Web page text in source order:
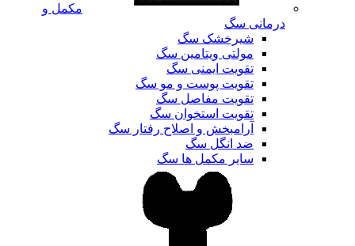
مکمل و
درمانی سگ
شیرخشک سگ
مولتی ویتامین سگ
تقویت ایمنی سگ
تقویت پوست و مو سگ
تقویت مفاصل سگ
تقویت استخوان سگ
آرامبخش و اصلاح رفتار سگ
ضد انگل سگ
سایر مکمل ها سگ